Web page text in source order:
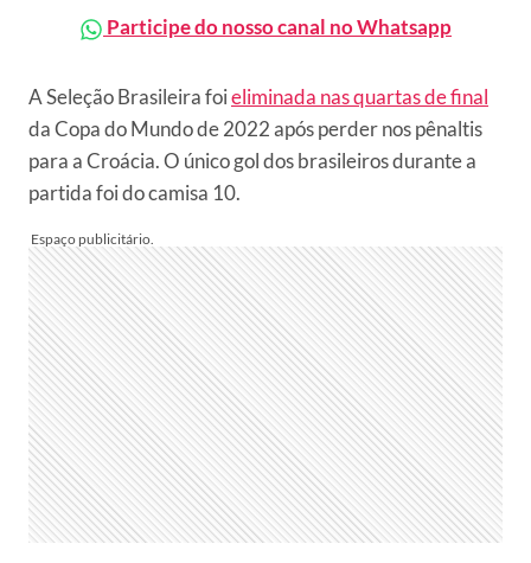
Participe do nosso canal no Whatsapp
A Seleção Brasileira foieliminada nas quartas de final
da Copa do Mundo de 2022 após perder nos pênaltis
para a Croácia. O único gol dos brasileiros durante a
partida foi do camisa 10.